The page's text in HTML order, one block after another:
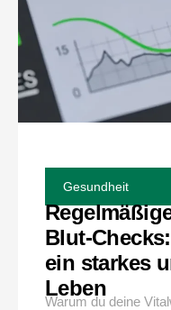
Gesundheit
Blut-
ein starkes
Leben
Warum du deine